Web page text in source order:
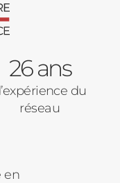
26 ans
du
réseau
en